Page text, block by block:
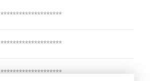
********************
********************
********************